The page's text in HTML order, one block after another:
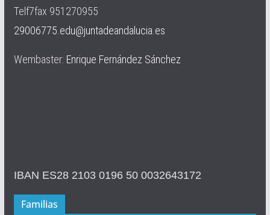
Telf7fax 951270955
29006775.edu@juntadeandalucia.es
Wembaster: Enrique Fernández Sánchez
IBAN ES28 2103 0196 50 0032643172
Familias